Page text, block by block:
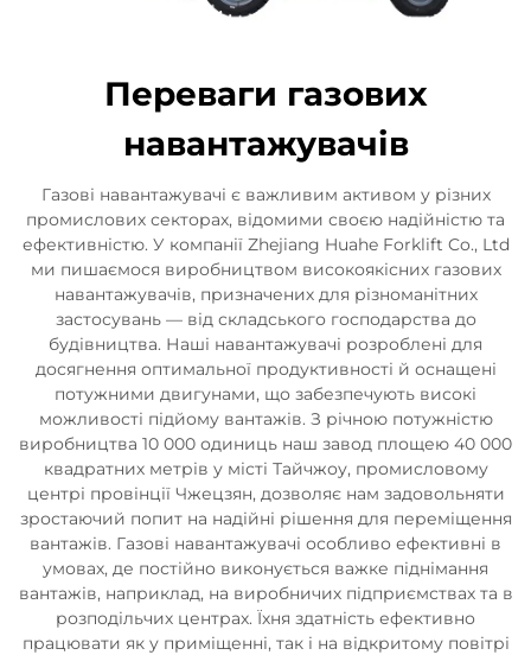
Переваги газових
навантажувачів
Газові навантажувачі є важливим активом у різних
промислових секторах, відомими своєю надійністю та
ефективністю. У компанії Zhejiang Huahe Forklift Co., Ltd
ми пишаємося виробництвом високоякісних газових
навантажувачів, призначених для різноманітних
застосувань — від складського господарства до
будівництва. Наші навантажувачі розроблені для
досягнення оптимальної продуктивності й оснащені
потужними двигунами, що забезпечують високі
можливості підйому вантажів. З річною потужністю
виробництва 10 000 одиниць наш завод площею 40 000
квадратних метрів у місті Тайчжоу, промисловому
центрі провінції Чжецзян, дозволяє нам задовольняти
зростаючий попит на надійні рішення для переміщення
вантажів. Газові навантажувачі особливо ефективні в
умовах, де постійно виконується важке піднімання
вантажів, наприклад, на виробничих підприємствах та в
розподільчих центрах. Їхня здатність ефективно
працювати як у приміщенні, так і на відкритому повітрі